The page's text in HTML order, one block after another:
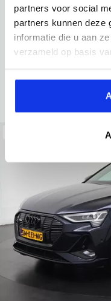
partners voor social
partners kunnen deze
informatie die u aan
verzameld op basis
34.998 km
electronic climate
Kopen
36.895,-